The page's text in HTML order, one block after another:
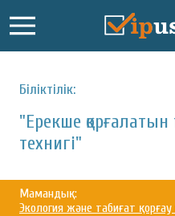
Біліктілік:
"Ерекше
технигі"
Мамандық:
Экология және табиғат